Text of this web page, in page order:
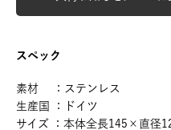
スペック
素材 ：ステンレス
生産国 ：ドイツ
サイズ ：本体全長145×直径